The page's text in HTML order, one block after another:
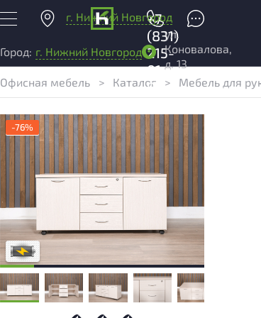
г. Нижний Новгород
+7
(831)
215-
01-
04
Город: г. Нижний Новгород
ул.
Коновалова,
д. 13
Офисная мебель > Каталог > Мебель для
-76%
Степень износа находится на стадии
проверки. Вы можете уточнить
дополнительную информацию у
сотрудников магазина
В обработке